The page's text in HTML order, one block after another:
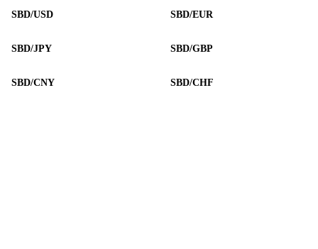
SBD/USD SBD/EUR
SBD/JPY SBD/GBP
SBD/CNY SBD/CHF